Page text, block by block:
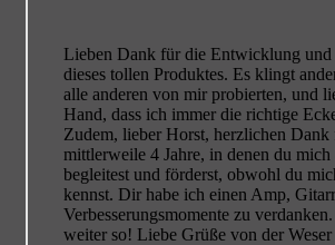
Lieben Dank für die Entwicklung und
dieses tollen Produktes. Es klingt
alle anderen von mir probierten, und
Hand, dass ich immer die richtige
Zudem, lieber Horst, herzlichen Dank
mittlerweile 4 Jahre, in denen du
begleitest und förderst, obwohl du
kennst. Dir habe ich einen Amp,
Verbesserungsmomente zu
weiter so! Liebe Grüße von der